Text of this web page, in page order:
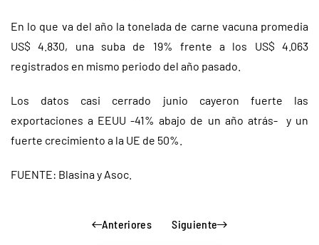
En lo que va del año la tonelada de carne vacuna promedia
US$ 4.830, una suba de 19% frente a los US$ 4.063
registrados en mismo periodo del año pasado.
Los datos casi cerrado junio cayeron fuerte las
exportaciones a EEUU -41% abajo de un año atrás- y un
fuerte crecimiento a la UE de 50%.
FUENTE: Blasina y Asoc.
Anteriores Siguiente